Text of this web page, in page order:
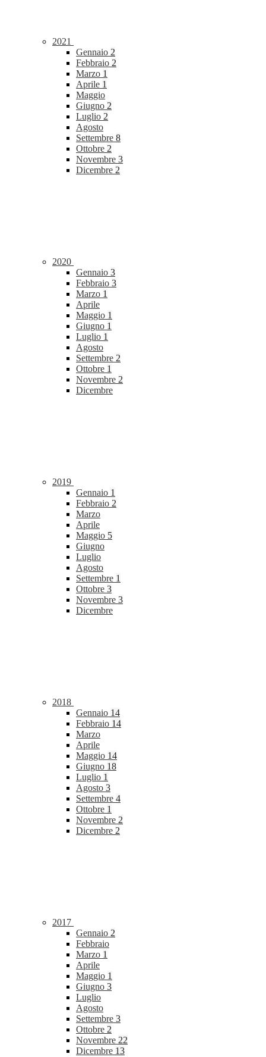
2021
Gennaio 2
Febbraio 2
Marzo 1
Aprile 1
Maggio
Giugno 2
Luglio 2
Agosto
Settembre 8
Ottobre 2
Novembre 3
Dicembre 2
2020
Gennaio 3
Febbraio 3
Marzo 1
Aprile
Maggio 1
Giugno 1
Luglio 1
Agosto
Settembre 2
Ottobre 1
Novembre 2
Dicembre
2019
Gennaio 1
Febbraio 2
Marzo
Aprile
Maggio 5
Giugno
Luglio
Agosto
Settembre 1
Ottobre 3
Novembre 3
Dicembre
2018
Gennaio 14
Febbraio 14
Marzo
Aprile
Maggio 14
Giugno 18
Luglio 1
Agosto 3
Settembre 4
Ottobre 1
Novembre 2
Dicembre 2
2017
Gennaio 2
Febbraio
Marzo 1
Aprile
Maggio 1
Giugno 3
Luglio
Agosto
Settembre 3
Ottobre 2
Novembre 22
Dicembre 13